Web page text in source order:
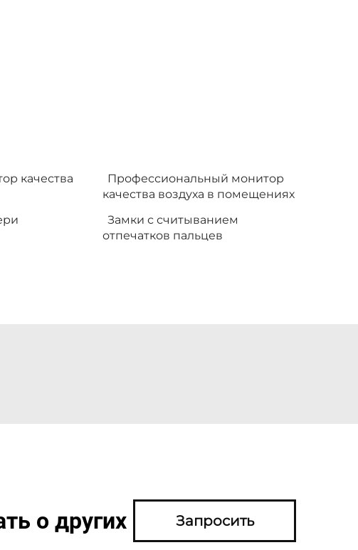
качества
Профессиональный монитор
качества воздуха в помещениях
Замки с считыванием
отпечатков пальцев
о других
Запросить